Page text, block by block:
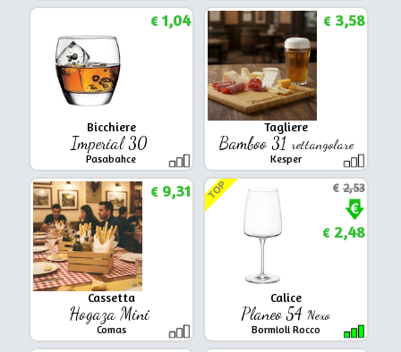
Bicchiere
Imperial 30
Pasabahce
€1,04
Tagliere
Bamboo 31 rettangolare
Kesper
€3,58
Cassetta
Hogaza Mini
Comas
€9,31
Calice
Planeo 54 Nexo
Bormioli Rocco
TOP €2,53
€2,48